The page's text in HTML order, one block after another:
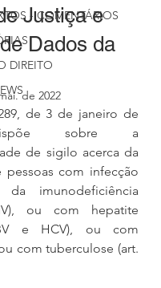
- COMENTÁRIOS
DIREITO
Justiça e
Dados da
de 2022
de 3 de janeiro de
sobre a
de sigilo acerca da
com infecção
da imunodeficiência
ou com hepatite
e HCV), ou com
com tuberculose (art.